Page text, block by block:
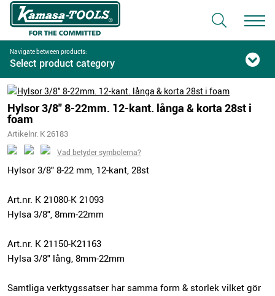
Navigate between products:
Select product category
Hylsor 3/8" 8-22mm. 12-kant. långa & korta 28st i
foam
Artikelnr. K 26183
Vad betyder symbolerna?
Hylsor 3/8" 8-22 mm, 12-kant, 28st
Art.nr. K 21080-K 21093
Hylsa 3/8", 8mm-22mm
Art.nr. K 21150-K21163
Hylsa 3/8" lång, 8mm-22mm
Samtliga verktygssatser har samma form & storlek vilket gör